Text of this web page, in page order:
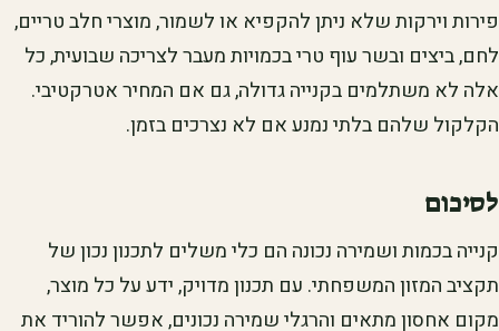
פירות וירקות שלא ניתן להקפיא או לשמור, מוצרי חלב טריים,
לחם, ביצים ובשר עוף טרי בכמויות מעבר לצריכה שבועית, כל
אלה לא משתלמים בקנייה גדולה, גם אם המחיר אטרקטיבי.
הקלקול שלהם בלתי נמנע אם לא נצרכים בזמן.
לסיכום
קנייה בכמות ושמירה נכונה הם כלי משלים לתכנון נכון של
תקציב המזון המשפחתי. עם תכנון מדויק, ידע על כל מוצר,
מקום אחסון מתאים והרגלי שמירה נכונים, אפשר להוריד את